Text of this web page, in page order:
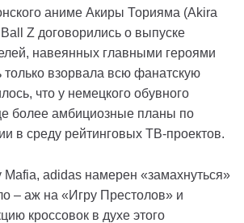
аниме Акиры Торияма (Akira
Z договорились о выпуске
навеянных главными героями
только взорвала всю фанатскую
что у немецкого обувного
более амбициозные планы по
в среду рейтинговых ТВ-проектов.
adidas намерен «замахнуться»
– аж на «Игру Престолов» и
кроссовок в духе этого